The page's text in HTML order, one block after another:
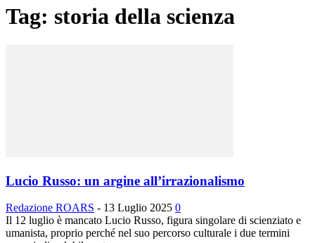
Tag: storia della scienza
Lucio Russo: un argine all’irrazionalismo
Redazione ROARS - 13 Luglio 2025 0
Il 12 luglio è mancato Lucio Russo, figura singolare di scienziato e
umanista, proprio perché nel suo percorso culturale i due termini